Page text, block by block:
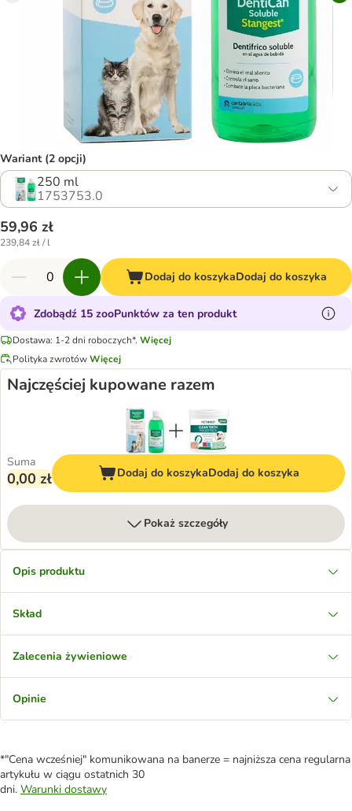
Wariant (2 opcji)
250 ml
1753753.0
59,96 zł
239,84 zł / l
Dodaj do koszykaDodaj do koszyka
Zdobądź 15 zooPunktów za ten produkt
Dostawa: 1-2 dni roboczych*. Więcej
Polityka zwrotówWięcej
Najczęściej kupowane razem
Suma
0,00 zł Dodaj do koszykaDodaj do koszyka
Pokaż szczegóły
Opis produktu
Skład
Zalecenia żywieniowe
Opinie
*"Cena wcześniej" komunikowana na banerze = najniższa cena regularna
artykułu w ciągu ostatnich 30
dni. Warunki dostawy